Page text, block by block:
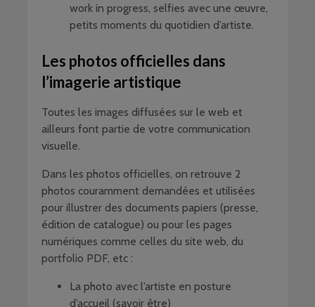
work in progress, selfies avec une œuvre,
petits moments du quotidien d’artiste.
Les photos officielles dans
l’imagerie artistique
Toutes les images diffusées sur le web et
ailleurs font partie de votre communication
visuelle.
Dans les photos officielles, on retrouve 2
photos couramment demandées et utilisées
pour illustrer des documents papiers (presse,
édition de catalogue) ou pour les pages
numériques comme celles du site web, du
portfolio PDF, etc :
La photo avec l’artiste en posture
d’accueil (savoir être)